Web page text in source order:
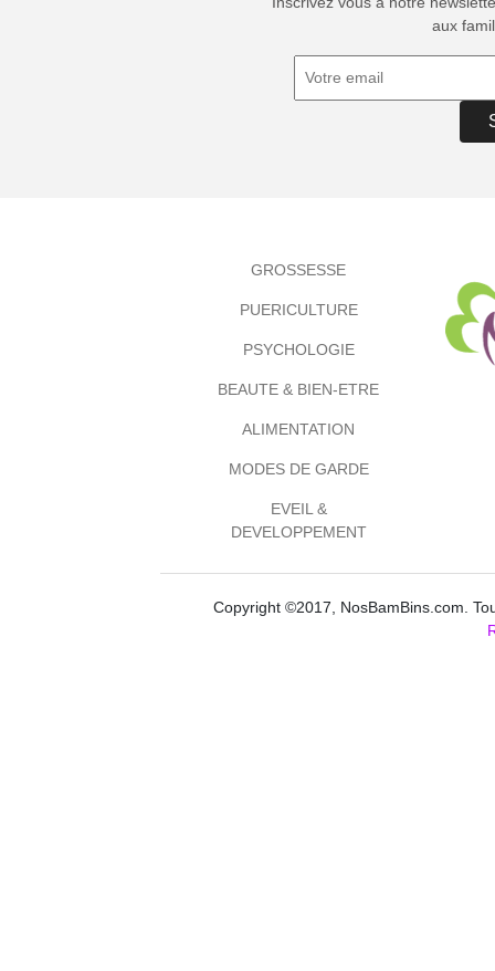
aux
GROSSESSE
PUERICULTURE
PSYCHOLOGIE
BEAUTE & BIEN-ETRE
ALIMENTATION
MODES DE GARDE
EVEIL &
DEVELOPPEMENT
Copyright ©2017, NosBamBins.com.